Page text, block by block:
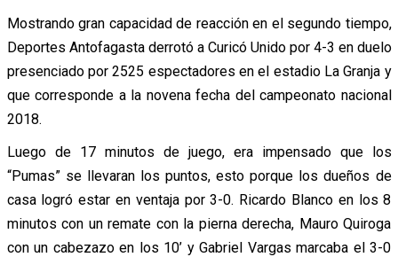
Mostrando gran capacidad de reacción en el segundo tiempo,
Deportes Antofagasta derrotó a Curicó Unido por 4-3 en duelo
presenciado por 2525 espectadores en el estadio La Granja y
que corresponde a la novena fecha del campeonato nacional
2018.
Luego de 17 minutos de juego, era impensado que los
“Pumas” se llevaran los puntos, esto porque los dueños de
casa logró estar en ventaja por 3-0. Ricardo Blanco en los 8
minutos con un remate con la pierna derecha, Mauro Quiroga
con un cabezazo en los 10’ y Gabriel Vargas marcaba el 3-0